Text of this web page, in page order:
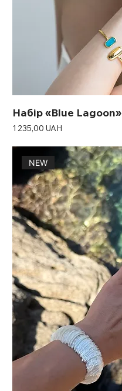
Набір «Blue Lagoon»
Ціна
1 235,00 UAH
NEW